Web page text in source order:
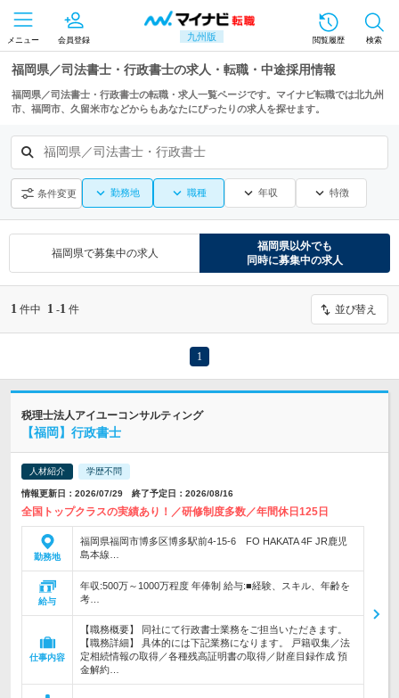
九州版
メニュー 会員登録 閲覧履歴 検索
福岡県／司法書士・行政書士の求人・転職・中途採用情報
福岡県／司法書士・行政書士の転職・求人一覧ページです。マイナビ転職では北九州
市、福岡市、久留米市などからもあなたにぴったりの求人を探せます。
福岡県／司法書士・行政書士
条件変更 勤務地 職種 年収 特徴
福岡県で募集中の求人
福岡県以外でも
同時に募集中の求人
1 件中 1 -1 件 並び替え
1
税理士法人アイユーコンサルティング
【福岡】行政書士
人材紹介 学歴不問
情報更新日：2026/07/29 終了予定日：2026/08/16
全国トップクラスの実績あり！／研修制度多数／年間休日125日
勤務地
福岡県福岡市博多区博多駅前4-15-6 FO HAKATA 4F JR鹿児
島本線…
給与
年収:500万～1000万程度 年俸制 給与:■経験、スキル、年齢を
考…
仕事内容
【職務概要】 同社にて行政書士業務をご担当いただきます。
【職務詳細】 具体的には下記業務になります。 戸籍収集／法
定相続情報の取得／各種残高証明書の取得／財産目録作成 預
金解約…